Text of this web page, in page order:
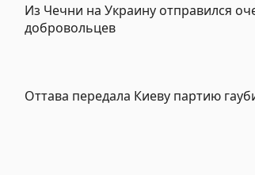
Из Чечни на Украину отправился
добровольцев
Оттава передала Киеву партию